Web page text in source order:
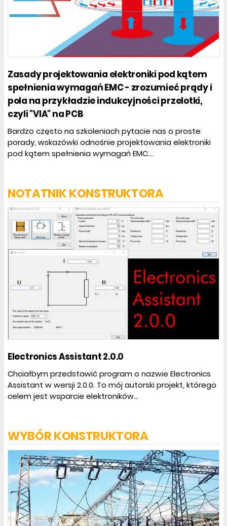
Zasady projektowania elektroniki pod kątem
spełnienia wymagań EMC - zrozumieć prądy i
pola na przykładzie indukcyjności przelotki,
czyli "VIA" na PCB
Bardzo często na szkoleniach pytacie nas o proste
porady, wskazówki odnośnie projektowania elektroniki
pod kątem spełnienia wymagań EMC....
NOTATNIK KONSTRUKTORA
Electronics Assistant 2.0.0
Chciałbym przedstawić program o nazwie Electronics
Assistant w wersji 2.0.0. To mój autorski projekt, którego
celem jest wsparcie elektroników...
WYBÓR KONSTRUKTORA